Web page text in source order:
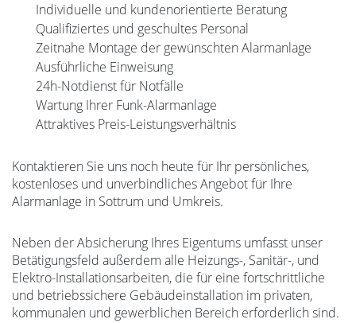
Individuelle und kundenorientierte Beratung
Qualifiziertes und geschultes Personal
Zeitnahe Montage der gewünschten Alarmanlage
Ausführliche Einweisung
24h-Notdienst für Notfälle
Wartung Ihrer Funk-Alarmanlage
Attraktives Preis-Leistungsverhältnis
Kontaktieren Sie uns noch heute für Ihr persönliches,
kostenloses und unverbindliches Angebot für Ihre
Alarmanlage in Sottrum und Umkreis.
Neben der Absicherung Ihres Eigentums umfasst unser
Betätigungsfeld außerdem alle Heizungs-, Sanitär-, und
Elektro-Installationsarbeiten, die für eine fortschrittliche
und betriebssichere Gebäudeinstallation im privaten,
kommunalen und gewerblichen Bereich erforderlich sind.